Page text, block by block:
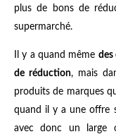
plus de bons de
supermarché.
Il y a quand même des
de réduction, mais
produits de marques
quand il y a une offre
avec donc un large